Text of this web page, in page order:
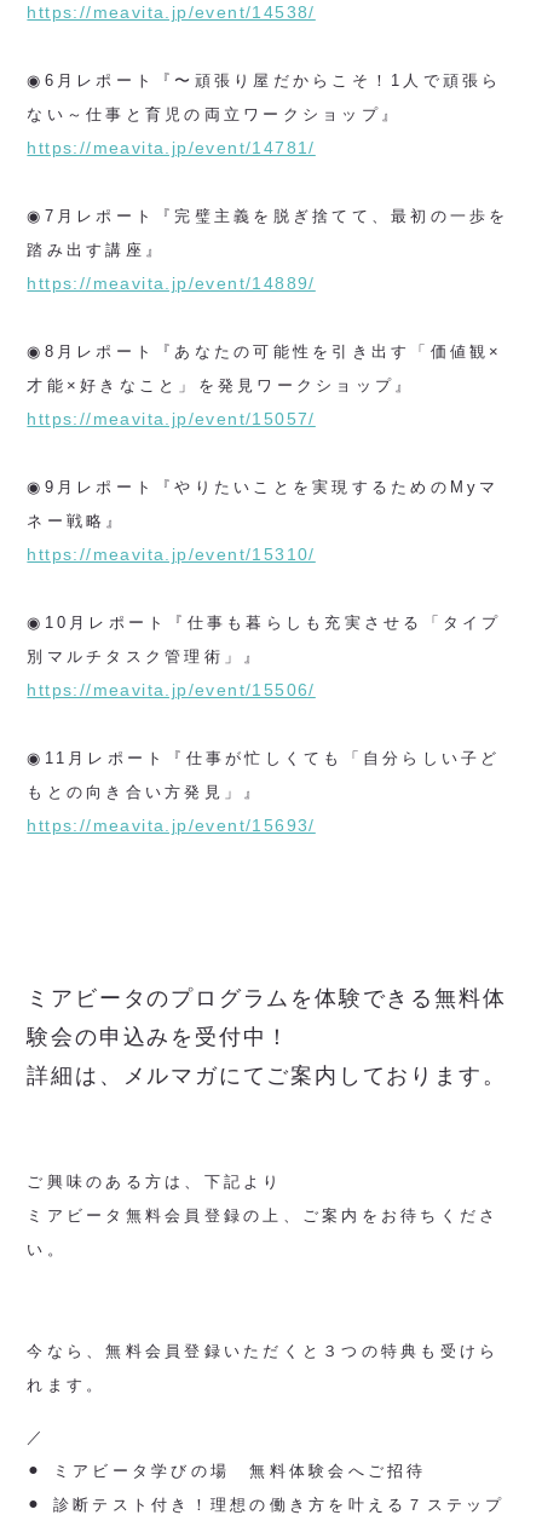
https://meavita.jp/event/14538/
◉6月レポート『〜頑張り屋だからこそ！1人で頑張ら
ない～仕事と育児の両立ワークショップ』
https://meavita.jp/event/14781/
◉7月レポート『完璧主義を脱ぎ捨てて、最初の一歩を
踏み出す講座』
https://meavita.jp/event/14889/
◉8月レポート『あなたの可能性を引き出す「価値観×
才能×好きなこと」を発見ワークショップ』
https://meavita.jp/event/15057/
◉9月レポート『やりたいことを実現するためのMyマ
ネー戦略』
https://meavita.jp/event/15310/
◉10月レポート『仕事も暮らしも充実させる「タイプ
別マルチタスク管理術」』
https://meavita.jp/event/15506/
◉11月レポート『仕事が忙しくても「自分らしい子ど
もとの向き合い方発見」』
https://meavita.jp/event/15693/
ミアビータのプログラムを体験できる無料体
験会の申込みを受付中！
詳細は、メルマガにてご案内しております。
ご興味のある方は、下記より
ミアビータ無料会員登録の上、ご案内をお待ちくださ
い。
今なら、無料会員登録いただくと３つの特典も受けら
れます。
／
⚫︎ ミアビータ学びの場 無料体験会へご招待
⚫︎ 診断テスト付き！理想の働き方を叶える７ステップ